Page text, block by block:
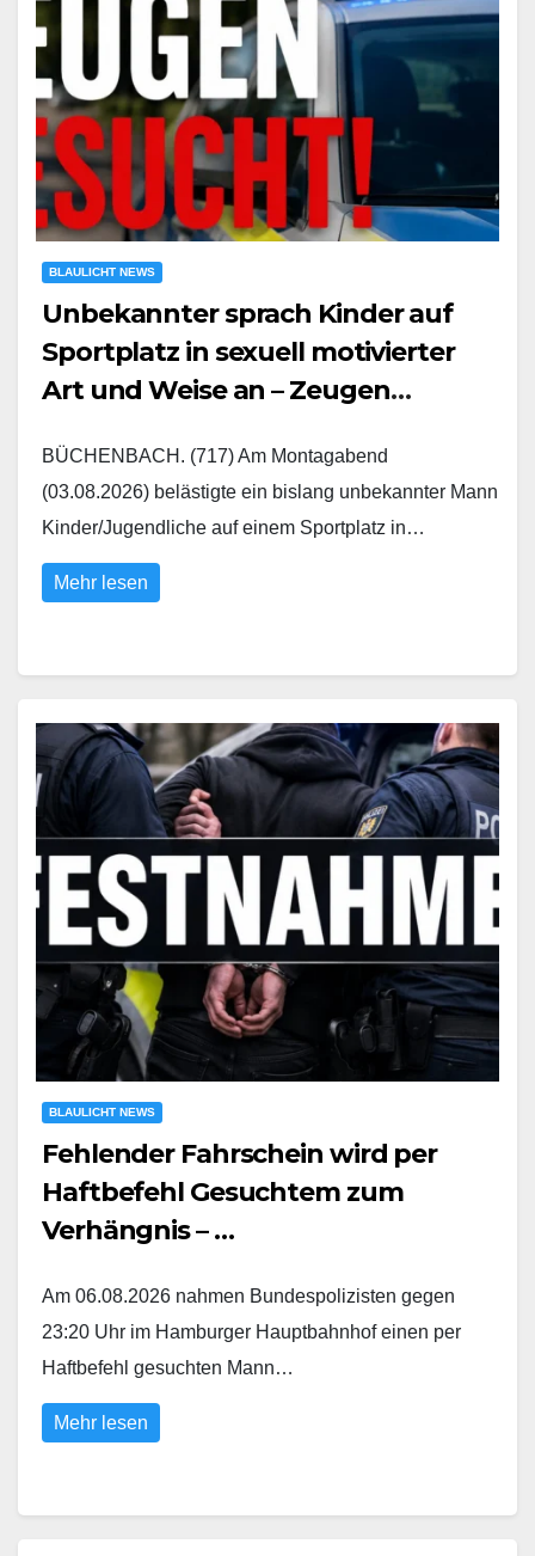
BLAULICHT NEWS
Unbekannter sprach Kinder auf
Sportplatz in sexuell motivierter
Art und Weise an – Zeugen
BÜCHENBACH. (717) Am Montagabend
(03.08.2026) belästigte ein bislang unbekannter Mann
Kinder/Jugendliche auf einem Sportplatz in…
Mehr lesen
BLAULICHT NEWS
Fehlender Fahrschein wird per
Haftbefehl Gesuchtem zum
Verhängnis – …
Am 06.08.2026 nahmen Bundespolizisten gegen
23:20 Uhr im Hamburger Hauptbahnhof einen per
Haftbefehl gesuchten Mann…
Mehr lesen